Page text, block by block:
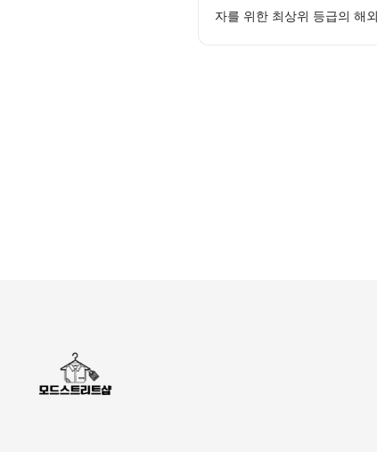
자를 위한 최상위 등급의 해